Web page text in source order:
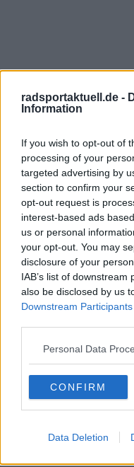
radsportaktuell.de -
Information
If you wish to opt-out of
processing of your
targeted advertising by
section to confirm your
opt-out request is
interest-based ads
us or personal
your opt-out. You may
disclosure of your
IAB’s list of
also be disclosed by us
Downstream Participants
Personal Data
CONFIRM
Data Deletion
Jetzt
Nachdem
erhältst du
einigen
Ordner –
Alle
Mail.
SEO-Manager,
In meiner